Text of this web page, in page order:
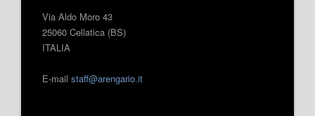
Via Aldo Moro 43
25060 Cellatica (BS)
ITALIA
E-mail staff@arengario.it